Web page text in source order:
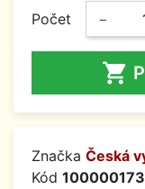
Počet −

Značka Česká
Kód